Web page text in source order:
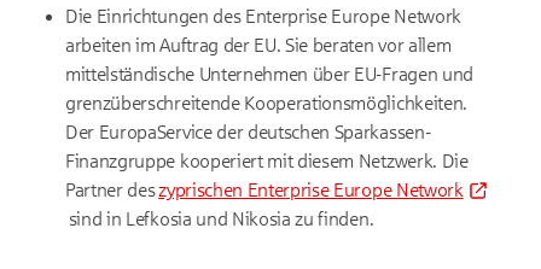
Die Einrichtungen des Enterprise Europe Network
arbeiten im Auftrag der EU. Sie beraten vor allem
mittelständische Unternehmen über EU-Fragen und
grenzüberschreitende Kooperationsmöglichkeiten.
Der EuropaService der deutschen Sparkassen-
Finanzgruppe kooperiert mit diesem Netzwerk. Die
Partner deszyprischen Enterprise Europe Network
sind in Lefkosia und Nikosia zu finden.